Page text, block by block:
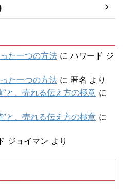
た一つの方法 に ハワード ジ
た一つの方法 に 匿名 より
と、売れる伝え方の極意 に
と、売れる伝え方の極意 に
ジョイマン より